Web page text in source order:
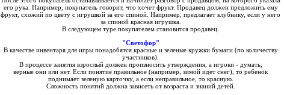
его рука. Например, покупатель говорит, что хочет фрукт. Продавец должен предложить ему
фрукт, схожий по цвету с игрушкой за его спиной. Например, предлагает клубнику, если у него
за спиной красная игрушка.
В следующем туре покупателем становится продавец.
"Светофор"
В качестве инвентаря для игры понадобятся красные и зеленые кружки бумаги (по количеству
участников).
В процессе занятия взрослый должен произносить утверждения, а игроки - думать,
верные они или нет. Если понятие правильное (например, зимой идет снег), то ребенок
поднимает зеленую карточку, а если неправильное, то красную.
Сложность понятий должна зависеть от возраста и знаний детей.